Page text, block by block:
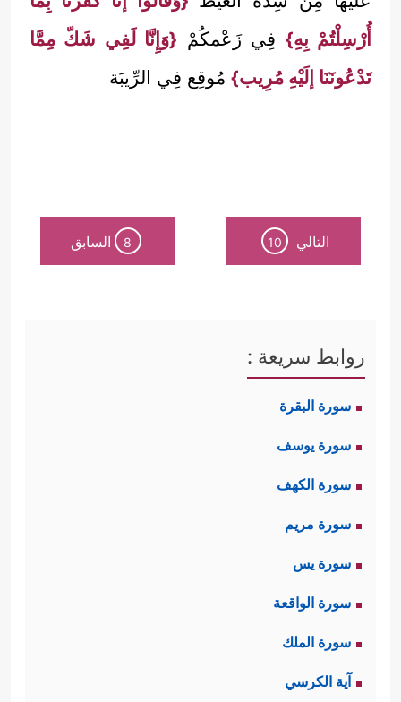
أُرْسِلْتُمْ بِهِ} فِي زَعْمكُمْ {وَإِنَّا لَفِي شَكّ مِمَّا
تَدْعُونَنَا إلَيْهِ مُرِيب} مُوقِع فِي الرِّيبَة
التالي 10
8 السابق
روابط سريعة :
سورة البقرة
سورة يوسف
سورة الكهف
سورة مريم
سورة يس
سورة الواقعة
سورة الملك
آية الكرسي